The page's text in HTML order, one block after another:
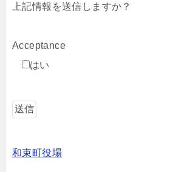
上記情報を送信しますか？
Acceptance
はい
和束町役場